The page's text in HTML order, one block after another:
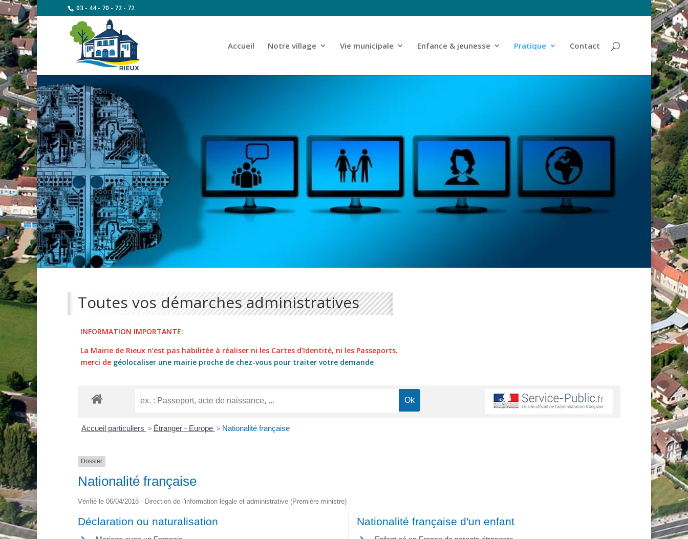
03 - 44 - 70 - 72 - 72
Accueil Notre village Vie municipale Enfance & jeunesse Pratique Contact
Toutes vos démarches administratives
INFORMATION IMPORTANTE:
La Mairie de Rieux n’est pas habilitée à réaliser ni les Cartes d’Identité, ni les Passeports.
merci de géolocaliser une mairie proche de chez-vous pour traiter votre demande
Accueil particuliers > Étranger - Europe > Nationalité française
Dossier
Nationalité française
Vérifié le 06/04/2018 - Direction de l'information légale et administrative (Première ministre)
Déclaration ou naturalisation Nationalité française d'un enfant